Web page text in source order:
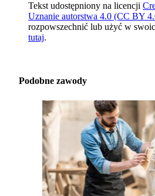
Tekst udostępniony na licencji
Uznanie autorstwa 4.0 (CC BY
rozpowszechnić lub użyć w
tutaj.
Podobne zawody